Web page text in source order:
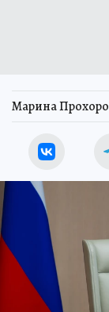
Марина